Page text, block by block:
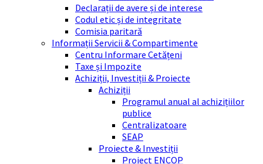
Declarații de avere și de interese
Codul etic și de integritate
Comisia paritară
Informații Servicii & Compartimente
Centru Informare Cetățeni
Taxe și Impozite
Achiziții, Investiții & Proiecte
Achiziții
Programul anual al achizițiilor
publice
Centralizatoare
SEAP
Proiecte & Investiții
Proiect ENCOP